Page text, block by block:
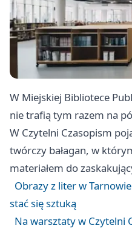
W Miejskiej Bibliotece
nie trafią tym razem na
W Czytelni Czasopism
twórczy bałagan, w
materiałem do
Obrazy z liter w
stać się sztuką
Na warsztaty w Czytelni